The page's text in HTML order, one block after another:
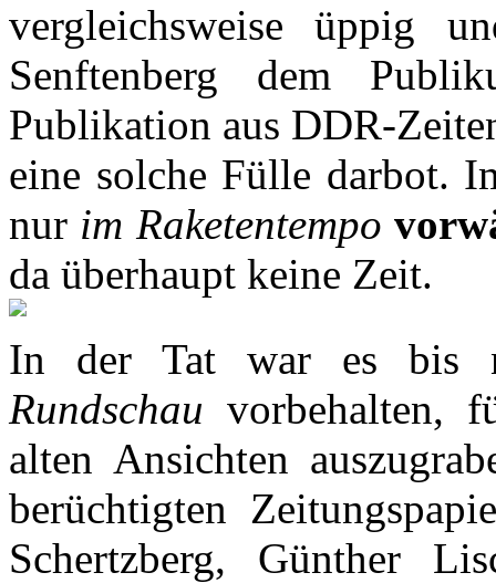
vergleichsweise üppig
Senftenberg dem
Publikation aus DDR-
eine solche Fülle darbot.
nur im Raketentempo
da überhaupt keine Zeit.
In der Tat war es bis
Rundschau vorbehalten,
alten Ansichten
berüchtigten
Schertzberg, Günther